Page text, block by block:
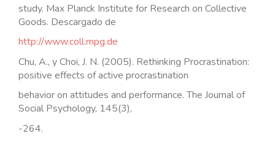
study. Max Planck Institute for Research on Collective
Goods. Descargado de
http://www.coll.mpg.de
Chu, A., y Choi, J. N. (2005). Rethinking Procrastination:
positive effects of active procrastination
behavior on attitudes and performance. The Journal of
Social Psychology, 145(3),
-264.